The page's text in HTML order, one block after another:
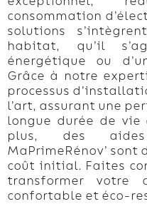
consommation
solutions
habitat, qu’il
énergétique ou
Grâce à notre
processus
l’art, assurant une
longue durée de vie
plus, des aides
MaPrimeRénov’
coût initial. Faites
transformer votre
confortable et éco-